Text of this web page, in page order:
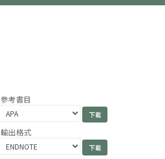
參考書目
輸出格式